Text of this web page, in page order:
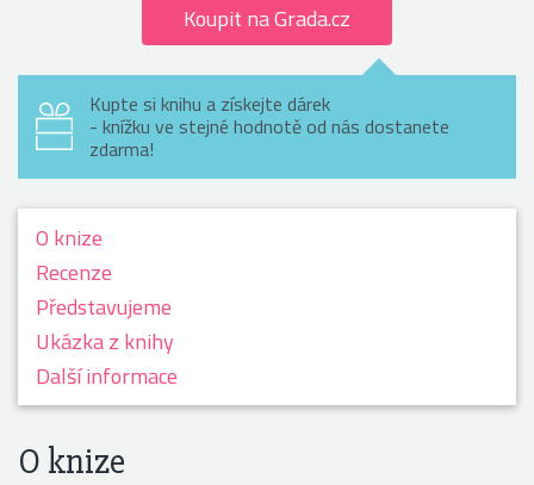
Koupit na Grada.cz
Kupte si knihu a získejte dárek
- knížku ve stejné hodnotě od nás dostanete
zdarma!
O knize
Recenze
Předsta­vujeme
Ukázka z knihy
Další informace
O knize